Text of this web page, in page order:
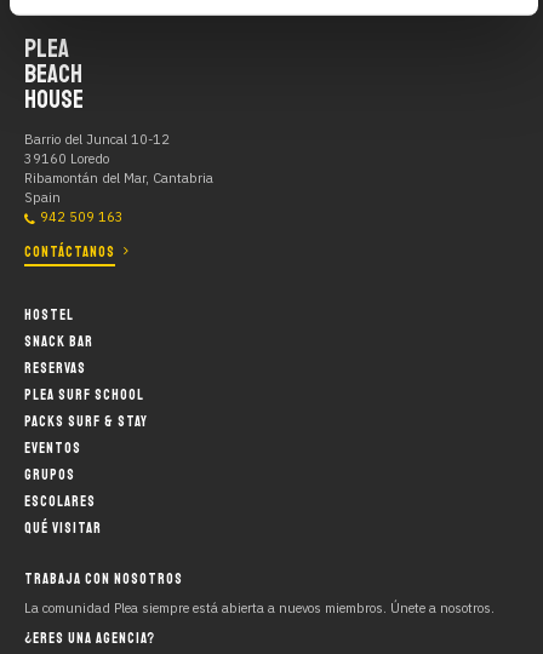
PLEA
BEACH
HOUSE
Barrio del Juncal 10-12
39160 Loredo
Ribamontán del Mar, Cantabria
Spain
942 509 163
CONTÁCTANOS
HOSTEL
SNACK BAR
RESERVAS
PLEA SURF SCHOOL
PACKS SURF & STAY
EVENTOS
GRUPOS
ESCOLARES
QUÉ VISITAR
TRABAJA CON NOSOTROS
La comunidad Plea siempre está abierta a nuevos miembros. Únete a nosotros.
¿ERES UNA AGENCIA?